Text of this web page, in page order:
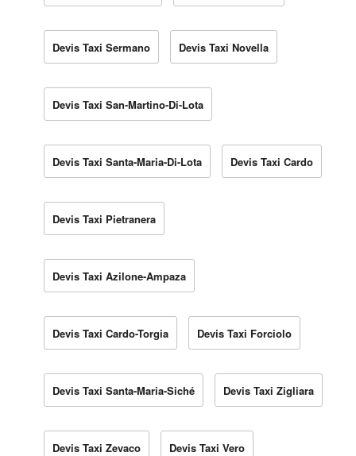
Devis Taxi Sermano Devis Taxi Novella
Devis Taxi San-Martino-Di-Lota
Devis Taxi Santa-Maria-Di-Lota Devis Taxi Cardo
Devis Taxi Pietranera
Devis Taxi Azilone-Ampaza
Devis Taxi Cardo-Torgia Devis Taxi Forciolo
Devis Taxi Santa-Maria-Siché Devis Taxi Zigliara
Devis Taxi Zevaco Devis Taxi Vero